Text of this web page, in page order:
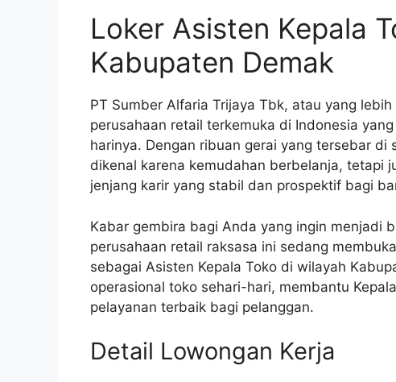
Loker Asisten Kepala
Kabupaten Demak
PT Sumber Alfaria Trijaya Tbk, atau yang
perusahaan retail terkemuka di Indonesia
harinya. Dengan ribuan gerai yang tersebar
dikenal karena kemudahan berbelanja, tetapi
jenjang karir yang stabil dan prospektif bagi
Kabar gembira bagi Anda yang ingin menjadi
perusahaan retail raksasa ini sedang
sebagai Asisten Kepala Toko di wilayah
operasional toko sehari-hari, membantu
pelayanan terbaik bagi pelanggan.
Detail Lowongan Kerja